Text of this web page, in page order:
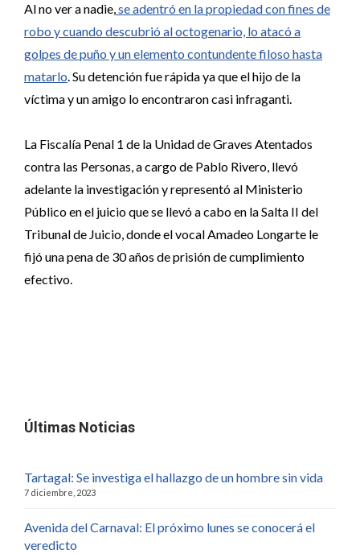
Al no ver a nadie,se adentró en la propiedad con fines de
robo y cuando descubrió al octogenario, lo atacó a
golpes de puño y un elemento contundente filoso hasta
matarlo. Su detención fue rápida ya que el hijo de la
víctima y un amigo lo encontraron casi infraganti.
La Fiscalía Penal 1 de la Unidad de Graves Atentados
contra las Personas, a cargo de Pablo Rivero, llevó
adelante la investigación y representó al Ministerio
Público en el juicio que se llevó a cabo en la Salta II del
Tribunal de Juicio, donde el vocal Amadeo Longarte le
fijó una pena de 30 años de prisión de cumplimiento
efectivo.
Últimas Noticias
Tartagal: Se investiga el hallazgo de un hombre sin vida
7 diciembre, 2023
Avenida del Carnaval: El próximo lunes se conocerá el
veredicto